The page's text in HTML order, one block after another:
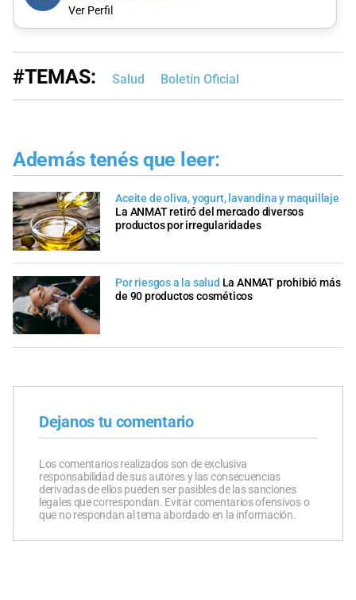
Ver Perfil
#TEMAS: Salud Boletín Oficial
Además tenés que leer:
Aceite de oliva, yogurt, lavandina y maquillaje
La ANMAT retiró del mercado diversos
productos por irregularidades
Por riesgos a la salud La ANMAT prohibió más
de 90 productos cosméticos
Dejanos tu comentario
Los comentarios realizados son de exclusiva
responsabilidad de sus autores y las consecuencias
derivadas de ellos pueden ser pasibles de las sanciones
legales que correspondan. Evitar comentarios ofensivos o
que no respondan al tema abordado en la información.